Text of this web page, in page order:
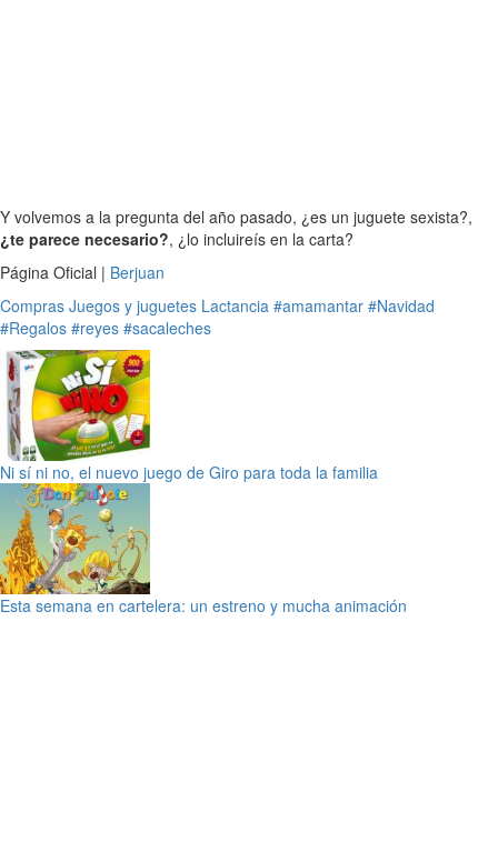
Y volvemos a la pregunta del año pasado, ¿es un juguete sexista?,
¿te parece necesario?, ¿lo incluireís en la carta?
Página Oficial | Berjuan
Compras Juegos y juguetes Lactancia #amamantar #Navidad
#Regalos #reyes #sacaleches
Ni sí ni no, el nuevo juego de Giro para toda la familia
Esta semana en cartelera: un estreno y mucha animación